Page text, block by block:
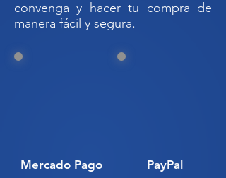
Código SAT: 22300093
32 CON TAPA // VVHE CAJA
convenga y hacer tu compra de
manera fácil y segura.
Mercado Pago PayPal